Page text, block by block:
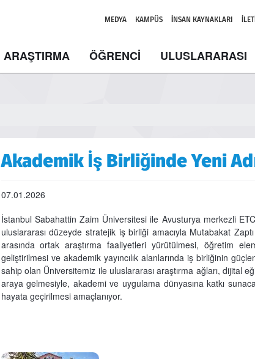
MEDYA KAMPÜS İNSAN KAYNAKLARI
ARAŞTIRMA ÖĞRENCİ ULUSLARARASI
Akademik İş Birliğinde Yeni
07.01.2026
İstanbul Sabahattin Zaim Üniversitesi ile Avusturya merkezli
uluslararası düzeyde stratejik iş birliği amacıyla Mutabakat
arasında ortak araştırma faaliyetleri yürütülmesi, öğretim
geliştirilmesi ve akademik yayıncılık alanlarında iş birliğinin
sahip olan Üniversitemiz ile uluslararası araştırma ağları, dijital
araya gelmesiyle, akademi ve uygulama dünyasına katkı
hayata geçirilmesi amaçlanıyor.